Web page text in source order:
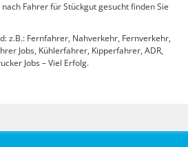
Fahrer für Stückgut gesucht finden Sie
z.B.: Fernfahrer, Nahverkehr, Fernverkehr,
Jobs, Kühlerfahrer, Kipperfahrer, ADR,
Jobs – Viel Erfolg.